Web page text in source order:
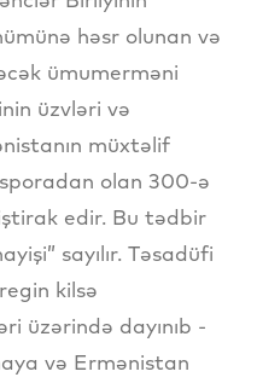
həsr olunan və
ümumerməni
üzvləri və
müxtəlif
olan 300-ə
edir. Bu tədbir
sayılır. Təsadüfi
kilsə
üzərində dayınıb -
və Ermənistan